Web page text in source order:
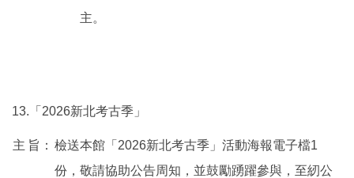
主。
13.「2026新北考古季」
主 旨： 檢送本館「2026新北考古季」活動海報電子檔1
份，敬請協助公告周知，並鼓勵踴躍參與，至紉公